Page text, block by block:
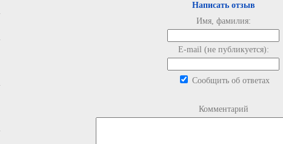
Написать отзыв
Имя, фамилия:
E-mail (не публикуется):
Сообщить об ответах
Комментарий